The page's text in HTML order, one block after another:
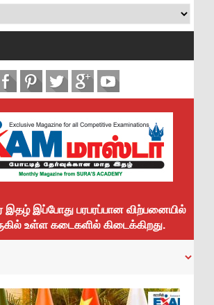
இதழ் இப்போது பரபரப்பான விற்பனையில்
உள்ள கடைகளில் கிடைக்கிறது.